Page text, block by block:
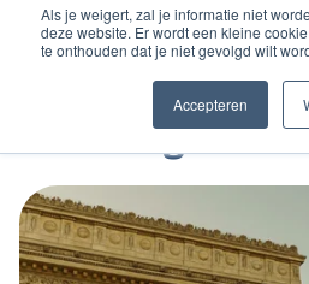
Als je weigert, zal je informatie niet
deze website. Er wordt een kleine
te onthouden dat je niet gevolgd wilt
Accepteren
Frankrijk geeft
update over
Invoicing